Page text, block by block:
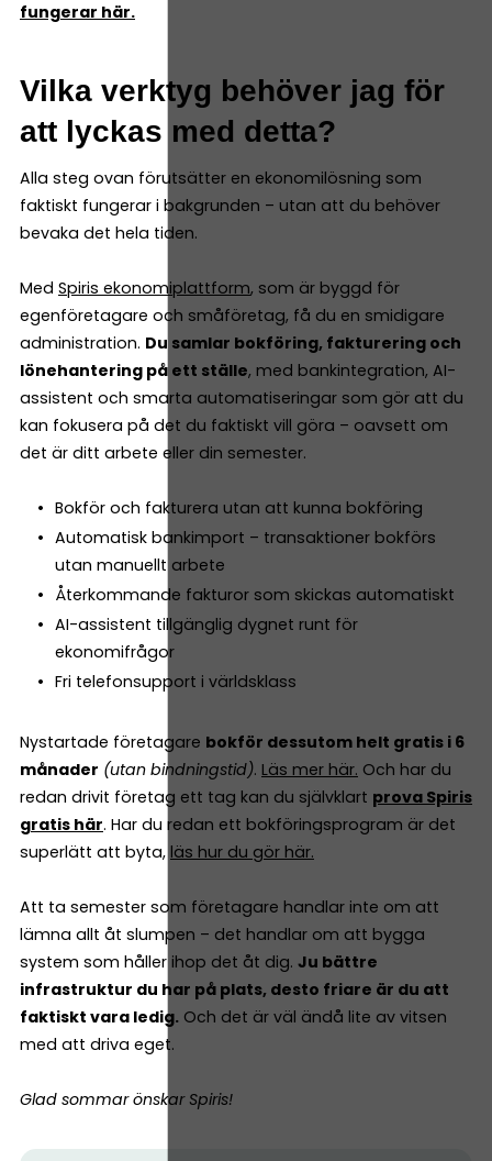
fungerar här.
Vilka verktyg behöver jag för
att lyckas med detta?
Alla steg ovan förutsätter en ekonomilösning som
faktiskt fungerar i bakgrunden – utan att du behöver
bevaka det hela tiden.
Med Spiris ekonomiplattform, som är byggd för
egenföretagare och småföretag, få du en smidigare
administration. Du samlar bokföring, fakturering och
lönehantering på ett ställe, med bankintegration, AI-
assistent och smarta automatiseringar som gör att du
kan fokusera på det du faktiskt vill göra – oavsett om
det är ditt arbete eller din semester.
Bokför och fakturera utan att kunna bokföring
Automatisk bankimport – transaktioner bokförs
utan manuellt arbete
Återkommande fakturor som skickas automatiskt
AI-assistent tillgänglig dygnet runt för
ekonomifrågor
Fri telefonsupport i världsklass
Nystartade företagare bokför dessutom helt gratis i 6
månader (utan bindningstid). Läs mer här. Och har du
redan drivit företag ett tag kan du självklart prova Spiris
gratis här. Har du redan ett bokföringsprogram är det
superlätt att byta, läs hur du gör här.
Att ta semester som företagare handlar inte om att
lämna allt åt slumpen – det handlar om att bygga
system som håller ihop det åt dig. Ju bättre
infrastruktur du har på plats, desto friare är du att
faktiskt vara ledig. Och det är väl ändå lite av vitsen
med att driva eget.
Glad sommar önskar Spiris!